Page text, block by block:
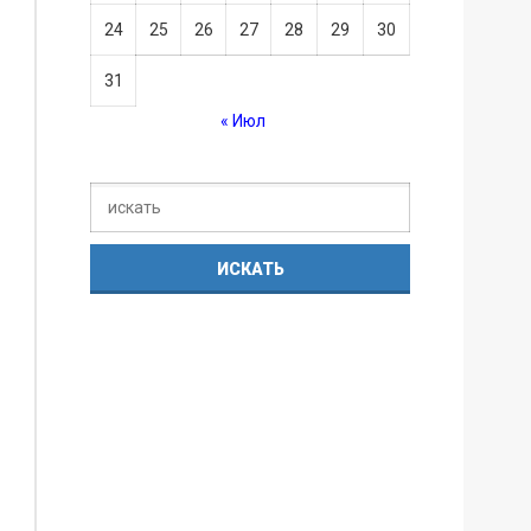
24 25 26 27 28 29 30
31
« Июл